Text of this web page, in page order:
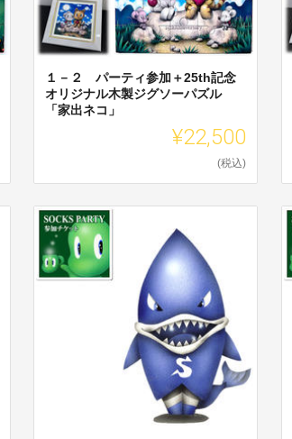
１－２ パーティ参加＋25th記念
オリジナル木製ジグソーパズル
「家出ネコ」
¥22,500
(税込)